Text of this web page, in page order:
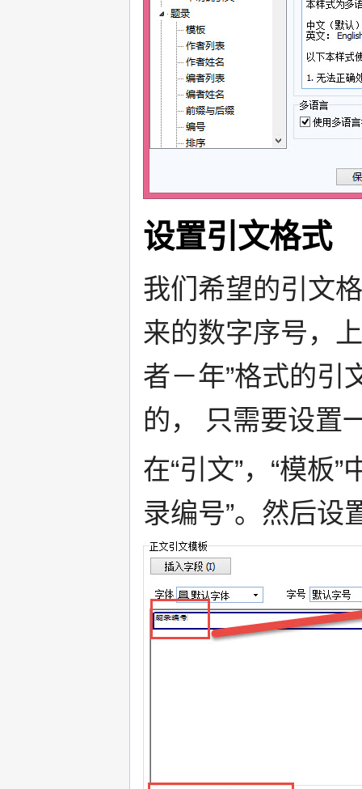
设置引文格式
我们希望的引文
来的数字序号，
者－年”格式的引
的， 只需要设置
在“引文”，“模板
录编号”。然后设